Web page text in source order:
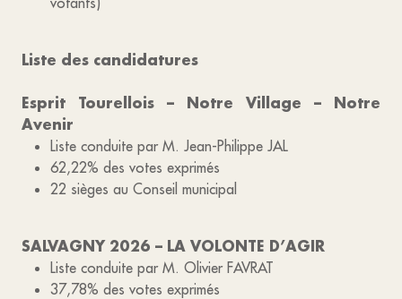
Liste des candidatures
Esprit Tourellois – Notre Village – Notre
Avenir
Liste conduite par M. Jean-Philippe JAL
62,22% des votes exprimés
22 sièges au Conseil municipal
SALVAGNY 2026 – LA VOLONTE D’AGIR
Liste conduite par M. Olivier FAVRAT
37,78% des votes exprimés